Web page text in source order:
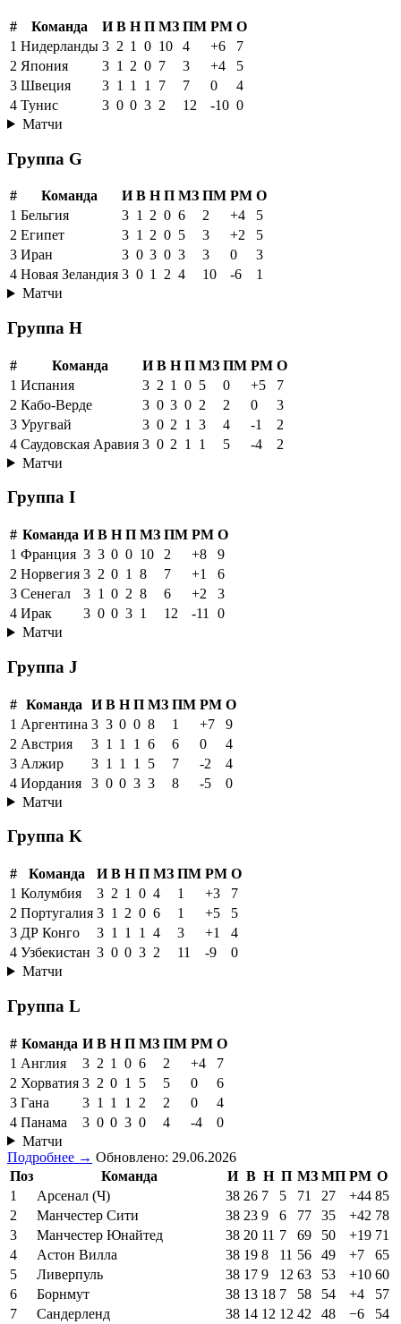
# Команда И В Н П МЗ ПМ РМ О
1 Нидерланды 3 2 1 0 10 4 +6
7
2 Япония 3 1 2 0 7 3 +4
5
3 Швеция 3 1 1 1 7 7 0
4
4 Тунис 3 0 0 3 2 12 -10 0
Матчи
Группа G
# Команда И В Н П МЗ ПМ РМ О
1 Бельгия 3 1 2 0 6 2 +4
5
2 Египет 3 1 2 0 5 3 +2
5
3 Иран 3 0 3 0 3 3 0
3
4 Новая Зеландия 3 0 1 2 4 10 -6
1
Матчи
Группа H
# Команда И В Н П МЗ ПМ РМ О
1 Испания 3 2 1 0 5 0 +5
7
2 Кабо-Верде 3 0 3 0 2 2 0
3
3 Уругвай 3 0 2 1 3 4 -1
2
4 Саудовская Аравия 3 0 2 1 1 5 -4
2
Матчи
Группа I
# Команда И В Н П МЗ ПМ РМ О
1 Франция 3 3 0 0 10 2 +8
9
2 Норвегия 3 2 0 1 8 7 +1
6
3 Сенегал 3 1 0 2 8 6 +2
3
4 Ирак 3 0 0 3 1 12 -11
0
Матчи
Группа J
# Команда И В Н П МЗ ПМ РМ О
1 Аргентина 3 3 0 0 8 1 +7
9
2 Австрия 3 1 1 1 6 6 0
4
3 Алжир 3 1 1 1 5 7 -2
4
4 Иордания 3 0 0 3 3 8 -5
0
Матчи
Группа K
# Команда И В Н П МЗ ПМ РМ О
1 Колумбия 3 2 1 0 4 1 +3
7
2 Португалия 3 1 2 0 6 1 +5
5
3 ДР Конго 3 1 1 1 4 3 +1
4
4 Узбекистан 3 0 0 3 2 11 -9
0
Матчи
Группа L
# Команда И В Н П МЗ ПМ РМ О
1 Англия 3 2 1 0 6 2 +4
7
2 Хорватия 3 2 0 1 5 5 0
6
3 Гана 3 1 1 1 2 2 0
4
4 Панама 3 0 0 3 0 4 -4
0
Матчи
Подробнее → Обновлено: 29.06.2026
Поз
Команда И В Н П МЗ МП РМ О
1
Арсенал (Ч) 38 26 7 5 71 27 +44 85
2
Манчестер Сити 38 23 9 6 77 35 +42 78
3
Манчестер Юнайтед 38 20 11 7 69 50 +19 71
4
Астон Вилла 38 19 8 11 56 49 +7
65
5
Ливерпуль 38 17 9 12 63 53 +10 60
6
Борнмут 38 13 18 7 58 54 +4
57
7
Сандерленд 38 14 12 12 42 48 −6
54